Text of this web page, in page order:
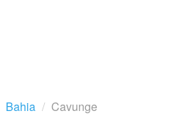
Bahia Cavunge